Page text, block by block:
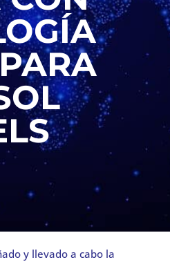
y llevado a cabo la